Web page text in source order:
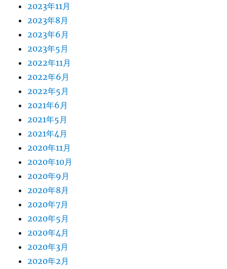
2023年11月
2023年8月
2023年6月
2023年5月
2022年11月
2022年6月
2022年5月
2021年6月
2021年5月
2021年4月
2020年11月
2020年10月
2020年9月
2020年8月
2020年7月
2020年5月
2020年4月
2020年3月
2020年2月